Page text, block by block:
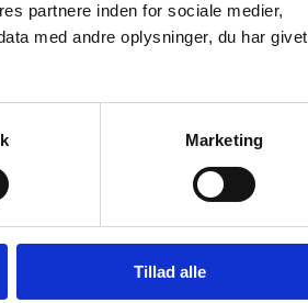
partnere inden for sociale medier,
med andre oplysninger, du har givet
Marketing
Tillad alle